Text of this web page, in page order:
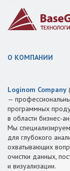
О КОМПАНИИ
Loginom Company
—
программных
в области бизнес-
Мы
для глубокого
охватывающих
очистки данных,
и визуализации.